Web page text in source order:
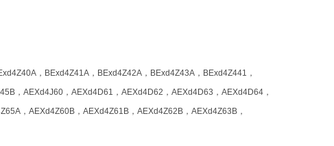
，BExd4Z41A，BExd4Z42A，BExd4Z43A，BExd4Z441，
，AEXd4J60，AEXd4D61，AEXd4D62，AEXd4D63，AEXd4D64，
，AEXd4Z60B，AEXd4Z61B，AEXd4Z62B，AEXd4Z63B，